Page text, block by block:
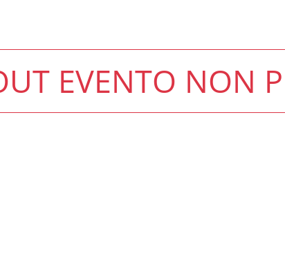
EVENTO NON